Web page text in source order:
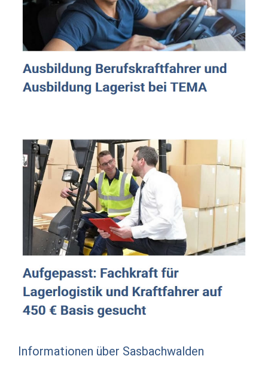
Informationen über Sasbachwalden